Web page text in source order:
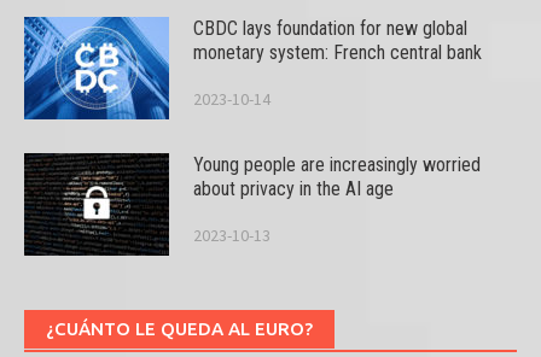
CBDC lays foundation for new global
monetary system: French central bank
2023-10-14
Young people are increasingly worried
about privacy in the AI age
2023-10-13
¿CUÁNTO LE QUEDA AL EURO?